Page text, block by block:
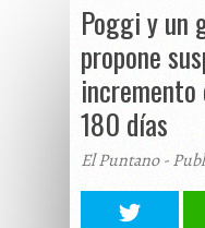
Poggi y un
propone
180 días
El Puntano -